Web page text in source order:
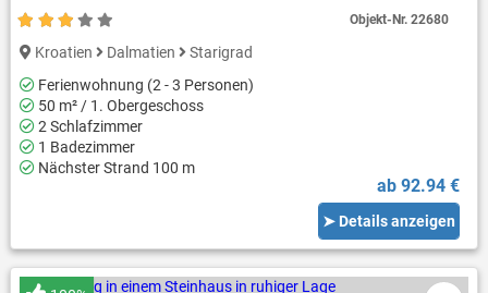
Kroatien Dalmatien
Starigrad
Ferienwohnung (2 - 3 Personen)
50 m² / 1. Obergeschoss
2 Schlafzimmer
1 Badezimmer
Nächster Strand 100 m
ab 92.94 €
➤ Details anzeigen
Objekt-Nr.22680